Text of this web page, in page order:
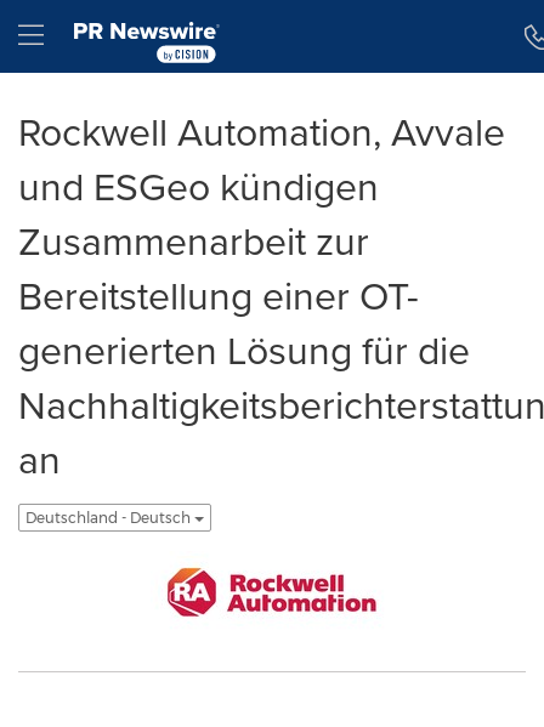
Hamburger menu
Rockwell Automation, Avvale
und ESGeo kündigen
Zusammenarbeit zur
Bereitstellung einer OT-
generierten Lösung für die
an
Deutschland - Deutsch